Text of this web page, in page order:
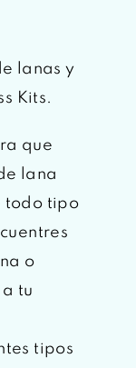
lanas y
Kits.
que
lana
todo tipo
o
tu
tipos